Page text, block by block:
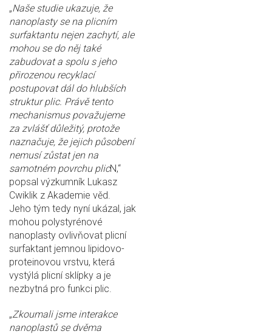
„Naše studie ukazuje, že
nanoplasty se na plicním
surfaktantu nejen zachytí, ale
mohou se do něj také
zabudovat a spolu s jeho
přirozenou recyklací
postupovat dál do hlubších
struktur plic. Právě tento
mechanismus považujeme
za zvlášť důležitý, protože
naznačuje, že jejich působení
nemusí zůstat jen na
samotném povrchu plicN,“
popsal výzkumník Lukasz
Cwiklik z Akademie věd.
Jeho tým tedy nyní ukázal, jak
mohou polystyrénové
nanoplasty ovlivňovat plicní
surfaktant jemnou lipidovo-
proteinovou vrstvu, která
vystýlá plicní sklípky a je
nezbytná pro funkci plic.
„Zkoumali jsme interakce
nanoplastů se dvěma